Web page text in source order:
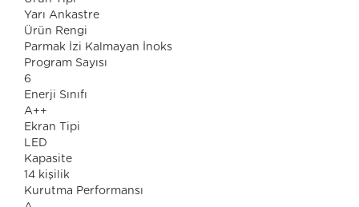
Yarı Ankastre
Ürün Rengi
Parmak İzi Kalmayan İnoks
Program Sayısı
6
Enerji Sınıfı
A++
Ekran Tipi
LED
Kapasite
14 kişilik
Kurutma Performansı